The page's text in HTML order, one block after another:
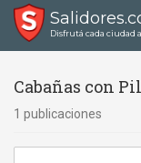
Disfrutá cada ciudad
Cabañas con
1 publicaciones